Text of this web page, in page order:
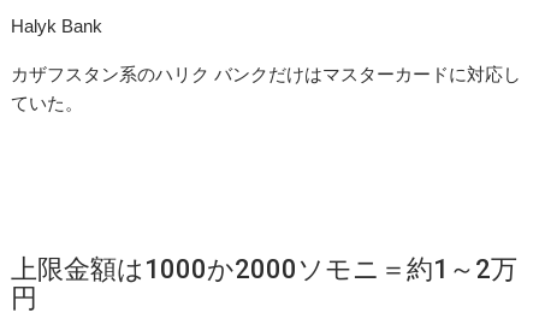
Halyk Bank
カザフスタン系のハリク バンクだけはマスターカードに対応し
ていた。
上限金額は1000か2000ソモニ＝約1～2万
円